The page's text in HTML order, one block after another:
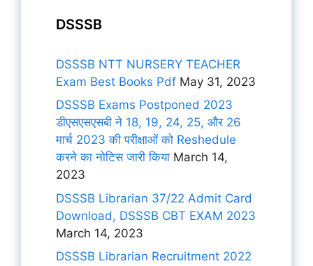
DSSSB
DSSSB NTT NURSERY TEACHER
Exam Best Books Pdf May 31, 2023
DSSSB Exams Postponed 2023
डीएसएसएसबी ने 18, 19, 24, 25, और 26
मार्च 2023 की परीक्षाओं को Reshedule
करने का नोटिस जारी किया March 14,
2023
DSSSB Librarian 37/22 Admit Card
Download, DSSSB CBT EXAM 2023
March 14, 2023
DSSSB Librarian Recruitment 2022